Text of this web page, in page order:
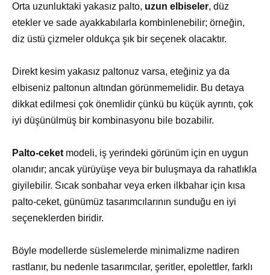
Orta uzunluktaki yakasız palto, uzun elbiseler, düz
etekler ve sade ayakkabılarla kombinlenebilir; örneğin,
diz üstü çizmeler oldukça şık bir seçenek olacaktır.
Direkt kesim yakasız paltonuz varsa, eteğiniz ya da
elbiseniz paltonun altından görünmemelidir. Bu detaya
dikkat edilmesi çok önemlidir çünkü bu küçük ayrıntı, çok
iyi düşünülmüş bir kombinasyonu bile bozabilir.
Palto-ceket modeli, iş yerindeki görünüm için en uygun
olanıdır; ancak yürüyüşe veya bir buluşmaya da rahatlıkla
giyilebilir. Sıcak sonbahar veya erken ilkbahar için kısa
palto-ceket, günümüz tasarımcılarının sunduğu en iyi
seçeneklerden biridir.
Böyle modellerde süslemelerde minimalizme nadiren
rastlanır, bu nedenle tasarımcılar, şeritler, epolettler, farklı